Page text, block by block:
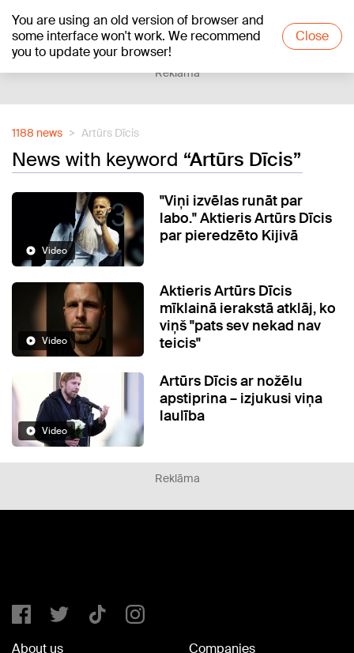
You are using an old version of browser and
some interface won't work. We recommend
you to update your browser!
Close
+24°C
Reklāma
1188 news Artūrs Dīcis
News with keyword “Artūrs Dīcis”
Video
"Viņi izvēlas runāt par
labo." Aktieris Artūrs Dīcis
par pieredzēto Kijivā
Video
Aktieris Artūrs Dīcis
mīklainā ierakstā atklāj, ko
viņš "pats sev nekad nav
teicis"
Video
Artūrs Dīcis ar nožēlu
apstiprina – izjukusi viņa
laulība
Reklāma
About us
Companies